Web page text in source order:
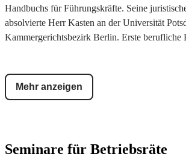
Handbuchs für Führungskräfte. Seine
absolvierte Herr Kasten an der Universität
Kammergerichtsbezirk Berlin. Erste berufliche
Mehr anzeigen
Seminare für Betriebsräte